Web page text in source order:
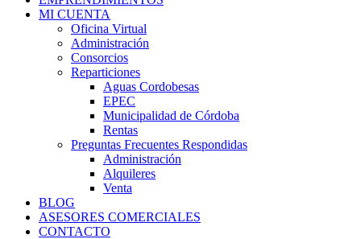
MI CUENTA
Oficina Virtual
Administración
Consorcios
Reparticiones
Aguas Cordobesas
EPEC
Municipalidad de Córdoba
Rentas
Preguntas Frecuentes Respondidas
Administración
Alquileres
Venta
BLOG
ASESORES COMERCIALES
CONTACTO